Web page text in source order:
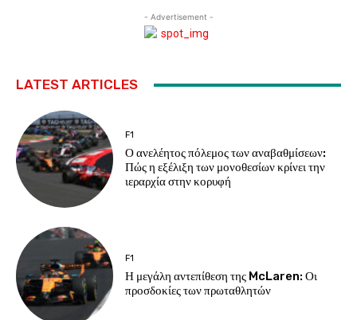
- Advertisement -
LATEST ARTICLES
F1
Ο ανελέητος πόλεμος των αναβαθμίσεων:
Πώς η εξέλιξη των μονοθεσίων κρίνει την
ιεραρχία στην κορυφή
F1
Η μεγάλη αντεπίθεση της McLaren: Οι
προσδοκίες των πρωταθλητών